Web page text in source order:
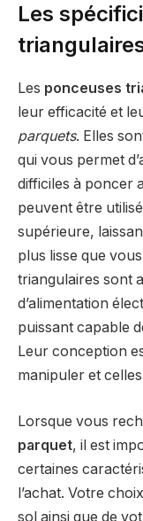
Les
Les ponceuses
leur efficacité et
parquets. Elles
qui vous permet
difficiles à poncer
peuvent être
supérieure,
plus lisse que
triangulaires sont
d’alimentation
puissant capable
Leur conception
manipuler et
Lorsque vous
parquet, il est
certaines
l’achat. Votre
sol ainsi que de